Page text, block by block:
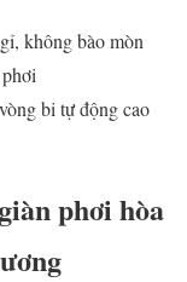
không bào mòn
bi tự động cao
phơi hòa
ương